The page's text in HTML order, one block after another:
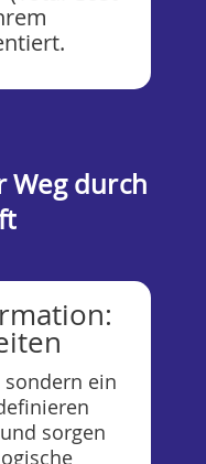
Weg durch
sondern ein
sorgen